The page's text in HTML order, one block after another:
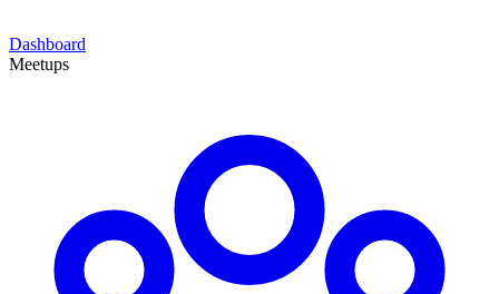
Dashboard
Meetups